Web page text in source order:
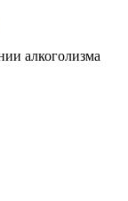
алкоголизма